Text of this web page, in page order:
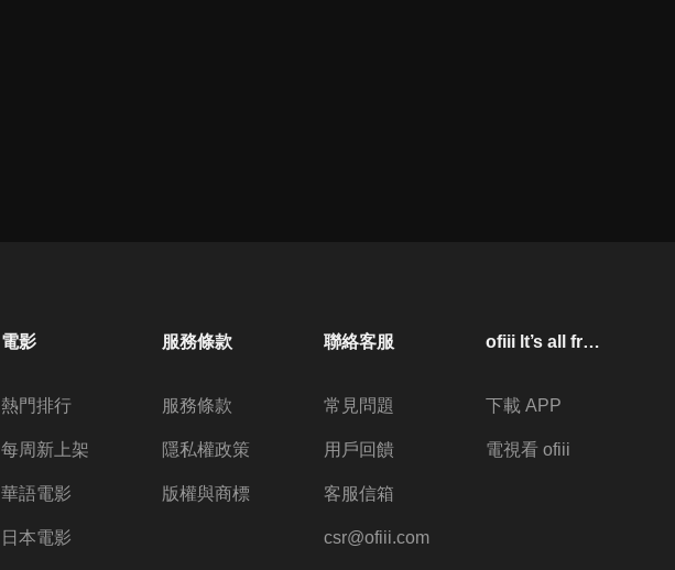
電影
熱門排行
每周新上架
華語電影
日本電影
服務條款
服務條款
隱私權政策
版權與商標
聯絡客服
常見問題
用戶回饋
客服信箱
csr@ofiii.com
ofiii lt’s all free
下載 APP
電視看 ofiii